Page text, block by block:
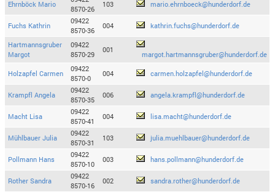
Ehrnböck Mario
8570-26
103 mario.ehrnboeck@hunderdorf.de
Fuchs Kathrin
09422
8570-36
004 kathrin.fuchs@hunderdorf.de
Hartmannsgruber
Margot
09422
8570-29
001
margot.hartmannsgruber@hunderdorf.de
Holzapfel Carmen
09422
8570-0
004 carmen.holzapfel@hunderdorf.de
Krampfl Angela
09422
8570-35
006 angela.krampfl@hunderdorf.de
Macht Lisa
09422
8570-41
004 lisa.macht@hunderdorf.de
Mühlbauer Julia
09422
8570-31
103 julia.muehlbauer@hunderdorf.de
Pollmann Hans
09422
8570-10
003 hans.pollmann@hunderdorf.de
Rother Sandra
09422
8570-16
002 sandra.rother@hunderdorf.de